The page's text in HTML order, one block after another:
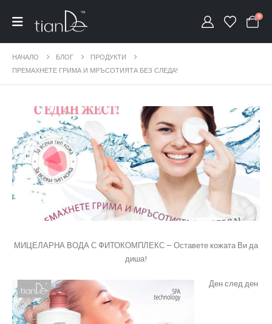
0
НАЧАЛО БЛОГ
ПРОДУКТИ
ПРЕМАХНЕТЕ ГРИМА И МРЪСОТИЯТА БЕЗ СЛЕДА!
МИЦЕЛАРНА ВОДА С ФИТОКОМПЛЕКС – Оставете кожата Ви да
диша!
Ден след ден